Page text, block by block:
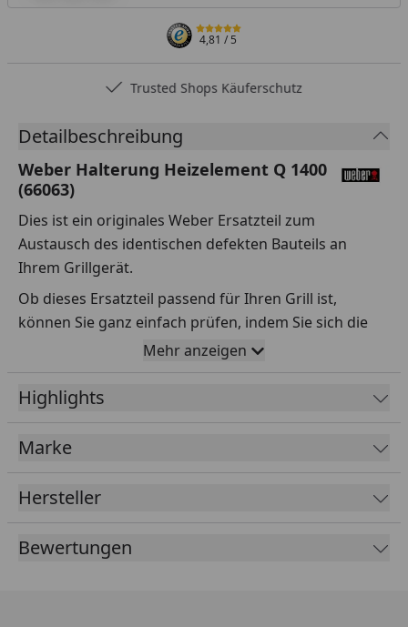
4,81/ 5
Trusted Shops Käuferschutz
Detailbeschreibung
Weber Halterung Heizelement Q 1400
(66063)
Dies ist ein originales Weber Ersatzteil zum
Austausch des identischen defekten Bauteils an
Ihrem Grillgerät.
Ob dieses Ersatzteil passend für Ihren Grill ist,
können Sie ganz einfach prüfen, indem Sie sich die
Explosionszeichnung Ihres Grills anschauen und dort
das betreffende Teil heraussuchen.
Über die Seriennummer Ihres Grillgeräts kommen Sie
ganz einfach zur passenden Explosionszeichnung.
Geben Sie dafür die Seriennummer
Sollte Ihnen nicht bekannt sein, wo Sie die
Seriennummer finden, klicken Sie bitteHIER.
Mehr anzeigen
Highlights
Marke
Hersteller
Bewertungen